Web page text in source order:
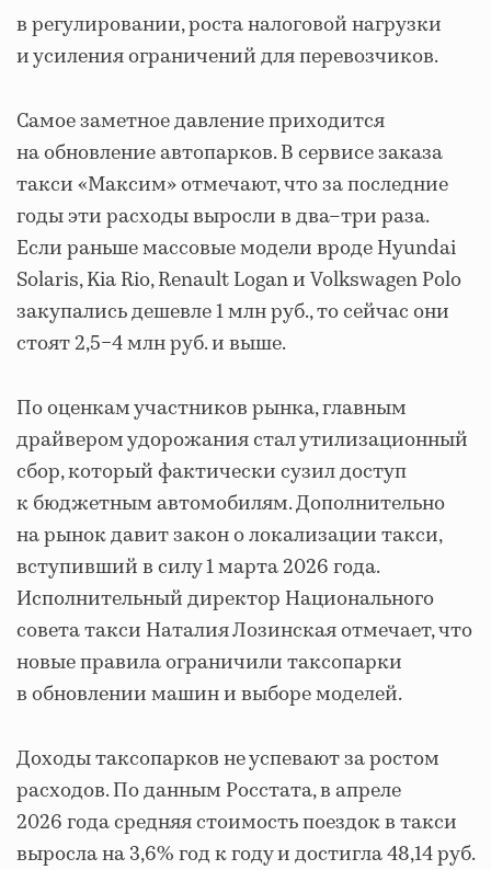
в регулировании, роста налоговой нагрузки
и усиления ограничений для перевозчиков.
Самое заметное давление приходится
на обновление автопарков. В сервисе заказа
такси «Максим» отмечают, что за последние
годы эти расходы выросли в два–три раза.
Если раньше массовые модели вроде Hyundai
Solaris, Kia Rio, Renault Logan и Volkswagen Polo
закупались дешевле 1 млн руб., то сейчас они
стоят 2,5−4 млн руб. и выше.
По оценкам участников рынка, главным
драйвером удорожания стал утилизационный
сбор, который фактически сузил доступ
к бюджетным автомобилям. Дополнительно
на рынок давит закон о локализации такси,
вступивший в силу 1 марта 2026 года.
Исполнительный директор Национального
совета такси Наталия Лозинская отмечает, что
новые правила ограничили таксопарки
в обновлении машин и выборе моделей.
Доходы таксопарков не успевают за ростом
расходов. По данным Росстата, в апреле
2026 года средняя стоимость поездок в такси
выросла на 3,6% год к году и достигла 48,14 руб.